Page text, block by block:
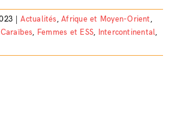
Actualités,Afrique et Moyen-Orient,
, Femmes et ESS, Intercontinental,